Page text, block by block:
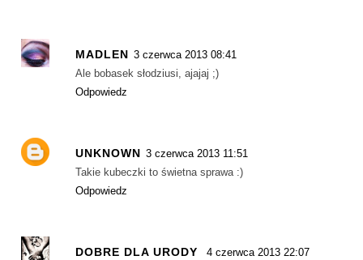
MADLEN 3 czerwca 2013 08:41
Ale bobasek słodziusi, ajajaj ;)
Odpowiedz
UNKNOWN 3 czerwca 2013 11:51
Takie kubeczki to świetna sprawa :)
Odpowiedz
DOBRE DLA URODY
4 czerwca 2013 22:07